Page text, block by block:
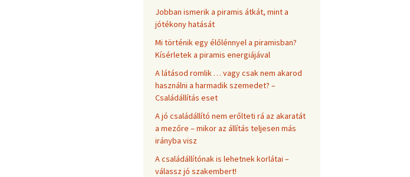
Jobban ismerik a piramis átkát, mint a
jótékony hatását
Mi történik egy élőlénnyel a piramisban?
Kísérletek a piramis energiájával
A látásod romlik … vagy csak nem akarod
használni a harmadik szemedet? –
Családállítás eset
A jó családállító nem erőlteti rá az akaratát
a mezőre – mikor az állítás teljesen más
irányba visz
A családállítónak is lehetnek korlátai –
válassz jó szakembert!